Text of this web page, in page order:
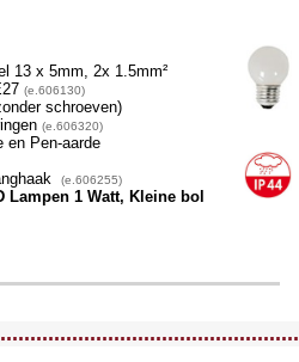
13 x 5mm, 2x 1.5mm²
(e.606130)
schroeven)
(e.606320)
en Pen-aarde
(e.606255)
Lampen 1 Watt, Kleine bol